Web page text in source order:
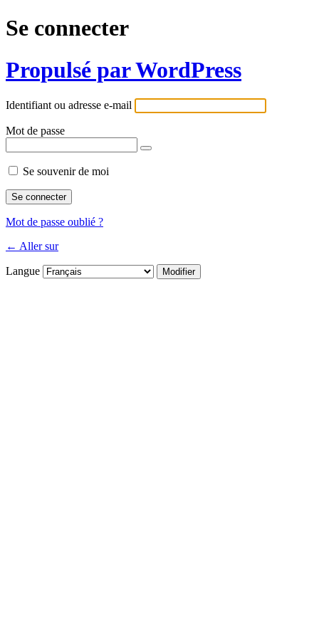
Se connecter
Propulsé par WordPress
Identifiant ou adresse e-mail
Mot de passe
Se souvenir de moi
Mot de passe oublié ?
← Aller sur
Langue